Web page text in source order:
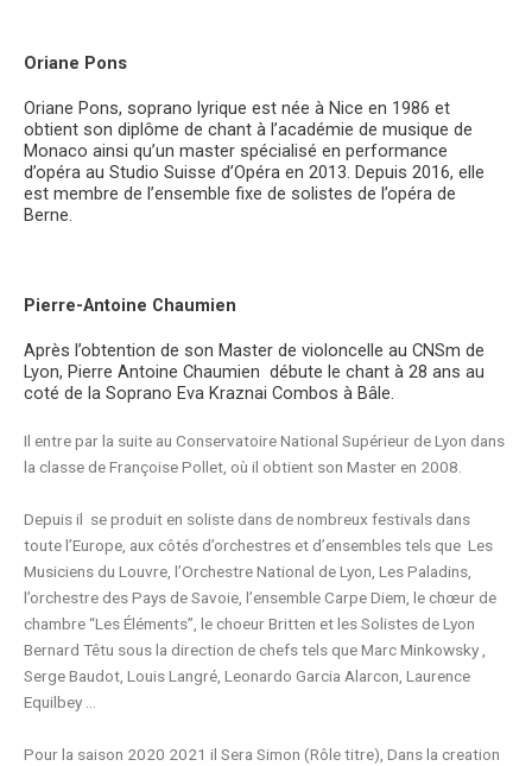
Oriane Pons
Oriane Pons, soprano lyrique est née à Nice en 1986 et
obtient son diplôme de chant à l’académie de musique de
Monaco ainsi qu’un master spécialisé en performance
d’opéra au Studio Suisse d’Opéra en 2013. Depuis 2016, elle
est membre de l’ensemble fixe de solistes de l’opéra de
Berne.
Pierre-Antoine Chaumien
Après l’obtention de son Master de violoncelle au CNSm de
Lyon, Pierre Antoine Chaumien débute le chant à 28 ans au
coté de la Soprano Eva Kraznai Combos à Bâle.
Il entre par la suite au Conservatoire National Supérieur de Lyon dans
la classe de Françoise Pollet, où il obtient son Master en 2008.
Depuis il se produit en soliste dans de nombreux festivals dans
toute l’Europe, aux côtés d’orchestres et d’ensembles tels que Les
Musiciens du Louvre, l’Orchestre National de Lyon, Les Paladins,
l’orchestre des Pays de Savoie, l’ensemble Carpe Diem, le chœur de
chambre “Les Éléments”, le choeur Britten et les Solistes de Lyon
Bernard Têtu sous la direction de chefs tels que Marc Minkowsky ,
Serge Baudot, Louis Langré, Leonardo Garcia Alarcon, Laurence
Equilbey …
Pour la saison 2020 2021 il Sera Simon (Rôle titre), Dans la creation